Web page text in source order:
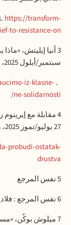
https://transform-
to-resistance-on…
سبتمبر/أيلول 2025، موقع كونتراناباد
.
iz-klasne-
ne-solidarnosti/
4 مقابلة مع
27 يوليو/تموز 2025، موقع كونتراناباد (Kontranapad)
probudi-ostatak-
drustva
5 نفس المرجع
6 نفس المرجع : فلاديمير سيموفيتش، «من الحزن إلى المقاومة».